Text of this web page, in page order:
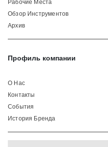
Рабочие Места
Обзор Инструментов
Архив
Профиль компании
О Нас
Контакты
События
История Бренда